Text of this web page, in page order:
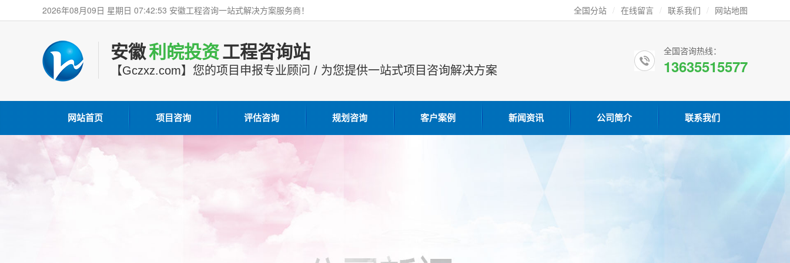
全国分站 / 在线留言 / 联系我们 / 网站地图
2026年08月09日 星期日 07:42:54 安徽工程咨询一站式解决方案服务商！
安徽利皖投资工程咨询站
【Gczxz.com】您的项目申报专业顾问 / 为您提供一站式项目咨询解决方案
全国咨询热线：
13635515577
网站首页 项目咨询 评估咨询 规划咨询 客户案例 新闻资讯 公司简介 联系我们